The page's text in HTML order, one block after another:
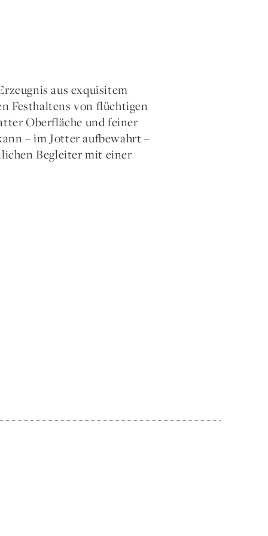
aus exquisitem
Festhaltens von flüchtigen
Oberfläche und feiner
– im Jotter aufbewahrt –
Begleiter mit einer